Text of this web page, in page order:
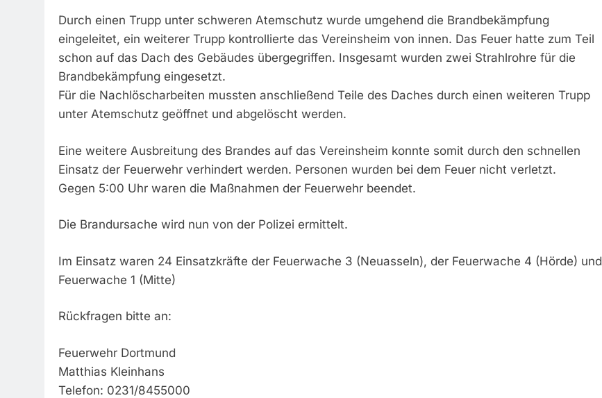
Durch einen Trupp unter schweren Atemschutz wurde umgehend die Brandbekämpfung
eingeleitet, ein weiterer Trupp kontrollierte das Vereinsheim von innen. Das Feuer hatte zum Teil
schon auf das Dach des Gebäudes übergegriffen. Insgesamt wurden zwei Strahlrohre für die
Brandbekämpfung eingesetzt.
Für die Nachlöscharbeiten mussten anschließend Teile des Daches durch einen weiteren Trupp
unter Atemschutz geöffnet und abgelöscht werden.
Eine weitere Ausbreitung des Brandes auf das Vereinsheim konnte somit durch den schnellen
Einsatz der Feuerwehr verhindert werden. Personen wurden bei dem Feuer nicht verletzt.
Gegen 5:00 Uhr waren die Maßnahmen der Feuerwehr beendet.
Die Brandursache wird nun von der Polizei ermittelt.
Im Einsatz waren 24 Einsatzkräfte der Feuerwache 3 (Neuasseln), der Feuerwache 4 (Hörde) und
Feuerwache 1 (Mitte)
Rückfragen bitte an:
Feuerwehr Dortmund
Matthias Kleinhans
Telefon: 0231/8455000